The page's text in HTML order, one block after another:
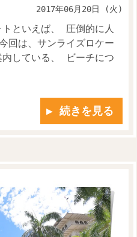
2017年06月20日 (火)
といえば、 圧倒的に人
回は、サンライズロケー
している、 ビーチにつ
▶ 続きを見る